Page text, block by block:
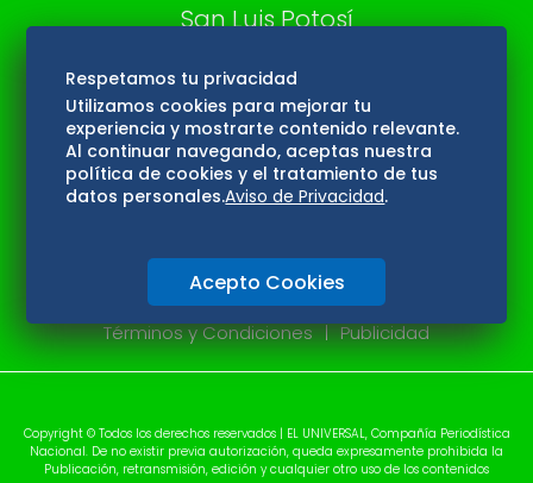
San Luis Potosí
Edomex
Consultas
Hidalgo
Oaxaca
Aviso de privacidad
Directorio
Términos y Condiciones
Publicidad
Copyright © Todos los derechos reservados | EL UNIVERSAL, Compañía Periodística
Nacional. De no existir previa autorización, queda expresamente prohibida la
Publicación, retransmisión, edición y cualquier otro uso de los contenidos
Respetamos tu privacidad
Utilizamos cookies para mejorar tu
experiencia y mostrarte contenido relevante.
Al continuar navegando, aceptas nuestra
política de cookies y el tratamiento de tus
datos personales.Aviso de Privacidad.
Acepto Cookies